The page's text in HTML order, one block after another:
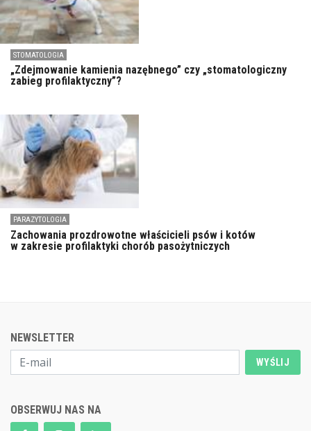
STOMATOLOGIA
„Zdejmowanie kamienia nazębnego” czy „stomatologiczny
zabieg profilaktyczny”?
PARAZYTOLOGIA
Zachowania prozdrowotne właścicieli psów i kotów
w zakresie profilaktyki chorób pasożytniczych
NEWSLETTER
WYŚLIJ
OBSERWUJ NAS NA